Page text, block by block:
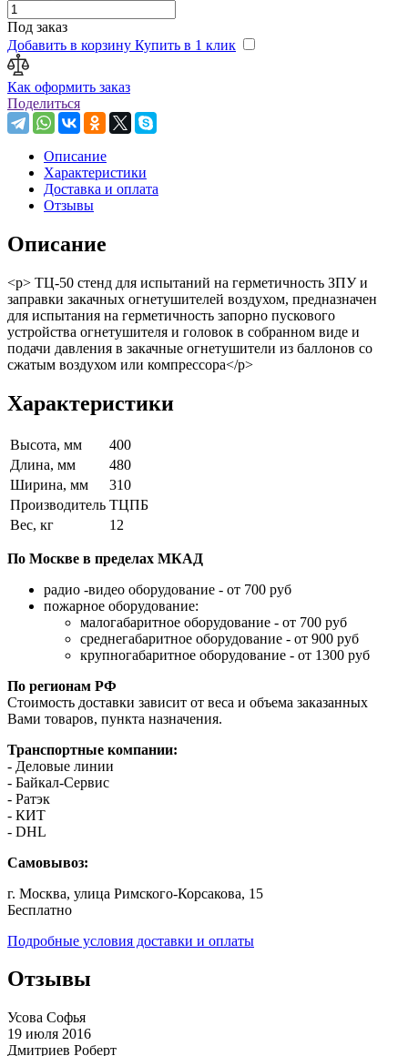
Под заказ
Добавить в корзину Купить в 1 клик
Как оформить заказ
Поделиться
Описание
Характеристики
Доставка и оплата
Отзывы
Описание
<p> ТЦ-50 стенд для испытаний на герметичность ЗПУ и
заправки закачных огнетушителей воздухом, предназначен
для испытания на герметичность запорно пускового
устройства огнетушителя и головок в собранном виде и
подачи давления в закачные огнетушители из баллонов со
сжатым воздухом или компрессора</p>
Характеристики
Высота, мм
400
Длина, мм
480
Ширина, мм
310
Производитель ТЦПБ
Вес, кг
12
По Москве в пределах МКАД
радио -видео оборудование - от 700 руб
пожарное оборудование:
малогабаритное оборудование - от 700 руб
среднегабаритное оборудование - от 900 руб
крупногабаритное оборудование - от 1300 руб
По регионам РФ
Стоимость доставки зависит от веса и объема заказанных
Вами товаров, пункта назначения.
Транспортные компании:
- Деловые линии
- Байкал-Сервис
- Ратэк
- КИТ
- DHL
Самовывоз:
г. Москва, улица Римского-Корсакова, 15
Бесплатно
Подробные условия доставки и оплаты
Отзывы
Усова Софья
19 июля 2016
Дмитриев Роберт